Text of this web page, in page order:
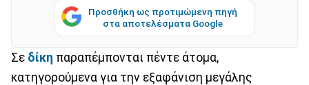
Προσθήκη ως προτιμώμενη πηγή
στα αποτελέσματα Google
Σε δίκη παραπέμπονται πέντε άτομα,
κατηγορούμενα για την εξαφάνιση μεγάλης